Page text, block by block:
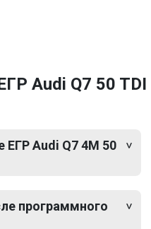
Audi Q7 50 TDI
Audi Q7 4M 50
программного